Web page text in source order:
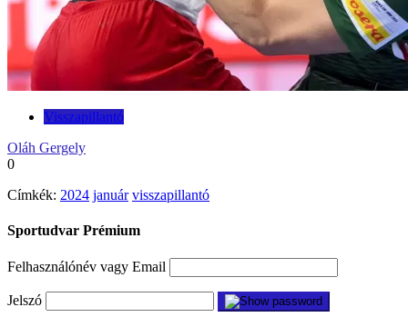
Visszapillantó
Oláh Gergely
0
Címkék: 2024 január visszapillantó
Sportudvar Prémium
Felhasználónév vagy Email
Jelszó